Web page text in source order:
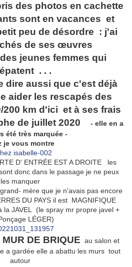
des photos en cachette
sont en vacances et
peu de désordre : j'ai
de ses œuvres
jeunes femmes qui
. . .
dire aussi que c'est déjà
aider les rescapés des
200 km d'ici et à ses frais
de juillet 2020
- elle en a
été très marquée -
je vous montre
D' ENTRÉE EST A DROITE les
donc dans le passage je ne peux
les manquer
mère que je n'avais pas encore
DU PAYS il est MAGNIFIQUE
la JAVEL (le spray mr propre javel +
LÉGER)
DE BRIQUE au salon et
a gardée elle a abattu les murs tout
autour